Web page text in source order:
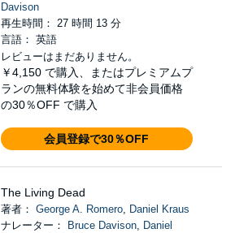
Davison
再生時間： 27 時間 13 分
言語： 英語
レビューはまだありません。
￥4,150 で購入、またはプレミアムプ
ランの無料体験を始めて非会員価格
の30％OFF で購入
会員登録で30％OFF
The Living Dead
著者： George A. Romero, Daniel Kraus
ナレーター：
Bruce Davison, Daniel